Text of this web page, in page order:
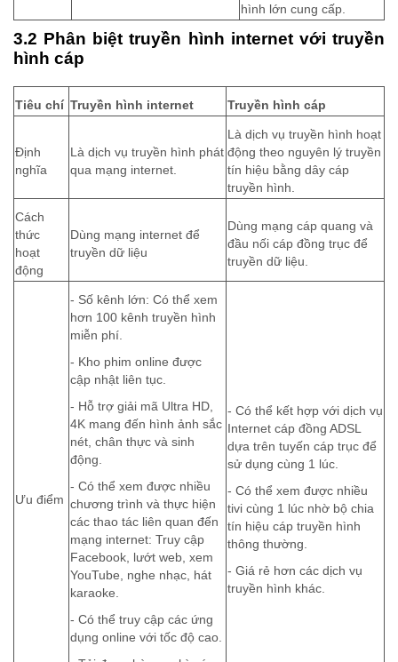
hình lớn cung cấp.
3.2 Phân biệt truyền hình internet với truyền
hình cáp
Tiêu chí Truyền hình internet Truyền hình cáp
Định
nghĩa
Là dịch vụ truyền hình phát
qua mạng internet.
Là dịch vụ truyền hình hoạt
động theo nguyên lý truyền
tín hiệu bằng dây cáp
truyền hình.
Cách
thức
hoạt
động
Dùng mạng internet để
truyền dữ liệu
Dùng mạng cáp quang và
đầu nối cáp đồng trục để
truyền dữ liệu.
Ưu điểm
- Số kênh lớn: Có thể xem
hơn 100 kênh truyền hình
miễn phí.
- Kho phim online được
cập nhật liên tục.
- Hỗ trợ giải mã Ultra HD,
4K mang đến hình ảnh sắc
nét, chân thực và sinh
động.
- Có thể xem được nhiều
chương trình và thực hiện
các thao tác liên quan đến
mạng internet: Truy cập
Facebook, lướt web, xem
YouTube, nghe nhạc, hát
karaoke.
- Có thể truy cập các ứng
dụng online với tốc độ cao.
- Có thể kết hợp với dịch vụ
Internet cáp đồng ADSL
dựa trên tuyến cáp trục để
sử dụng cùng 1 lúc.
- Có thể xem được nhiều
tivi cùng 1 lúc nhờ bộ chia
tín hiệu cáp truyền hình
thông thường.
- Giá rẻ hơn các dịch vụ
truyền hình khác.